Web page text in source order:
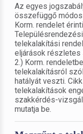
Az egyes
összefüggő
Korm. rendelet
telekalakítási
eljárások részletes
2.) Korm.
telekalakításról
hatályát veszti.
telekalakítások
szakkérdés-
mutatja be.